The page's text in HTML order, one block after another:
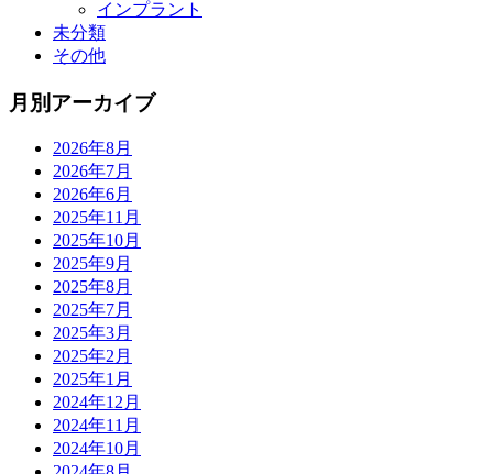
インプラント
未分類
その他
月別アーカイブ
2026年8月
2026年7月
2026年6月
2025年11月
2025年10月
2025年9月
2025年8月
2025年7月
2025年3月
2025年2月
2025年1月
2024年12月
2024年11月
2024年10月